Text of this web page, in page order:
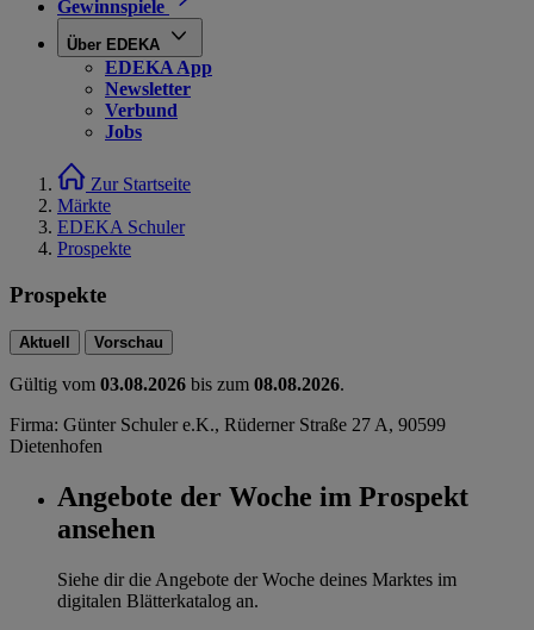
Gewinnspiele
Über EDEKA
EDEKA App
Newsletter
Verbund
Jobs
Zur Startseite
Märkte
EDEKA Schuler
Prospekte
Prospekte
Aktuell Vorschau
Gültig vom 03.08.2026 bis zum 08.08.2026.
Firma: Günter Schuler e.K., Rüderner Straße 27 A, 90599
Dietenhofen
Angebote der Woche im Prospekt
ansehen
Siehe dir die Angebote der Woche deines Marktes im
digitalen Blätterkatalog an.